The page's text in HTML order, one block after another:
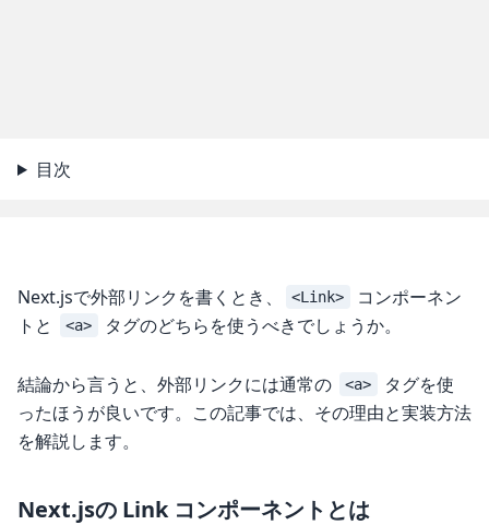
目次
Next.jsで外部リンクを書くとき、 <Link>
コンポーネン
トと
<a> タグのどちらを使うべきでしょうか。
結論から言うと、外部リンクには通常の <a>
タグを使
ったほうが良いです。この記事では、その理由と実装方法
を解説します。
Next.jsの Link コンポーネントとは